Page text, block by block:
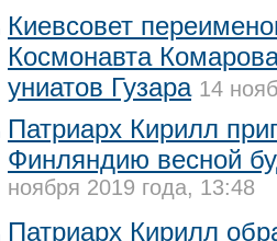
Киевсовет
Космонавта
униатов Гузара 14
Патриарх Кирилл
Финляндию весной
ноября 2019 года, 13:48
Патриарх Кирилл